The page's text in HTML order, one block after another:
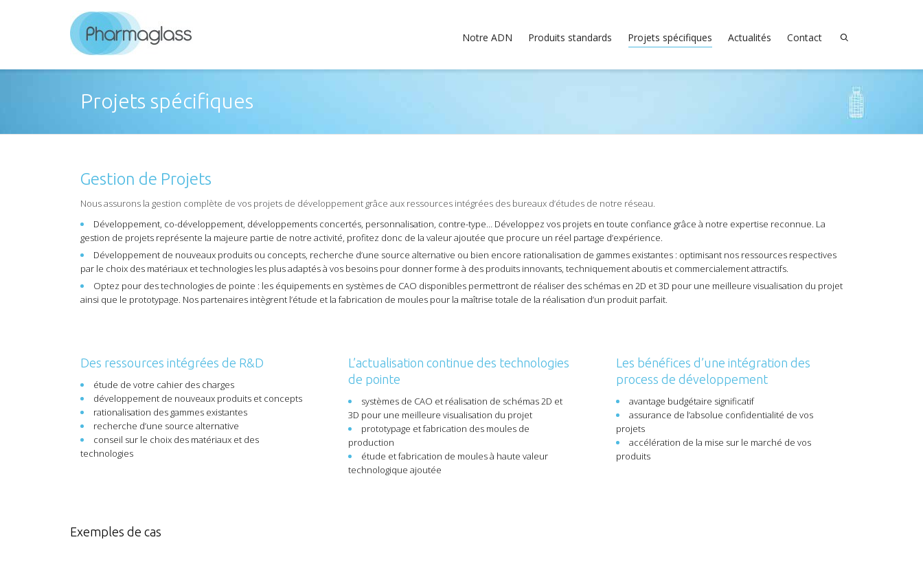
Notre ADN Produits standards Projets spécifiques Actualités Contact
Projets spécifiques
Gestion de Projets
Nous assurons la gestion complète de vos projets de développement grâce aux ressources intégrées des bureaux d’études de notre réseau.
Développement, co-développement, développements concertés, personnalisation, contre-type… Développez vos projets en toute confiance grâce à notre expertise reconnue. La
gestion de projets représente la majeure partie de notre activité, profitez donc de la valeur ajoutée que procure un réel partage d’expérience.
Développement de nouveaux produits ou concepts, recherche d’une source alternative ou bien encore rationalisation de gammes existantes : optimisant nos ressources respectives
par le choix des matériaux et technologies les plus adaptés à vos besoins pour donner forme à des produits innovants, techniquement aboutis et commercialement attractifs.
Optez pour des technologies de pointe : les équipements en systèmes de CAO disponibles permettront de réaliser des schémas en 2D et 3D pour une meilleure visualisation du projet
ainsi que le prototypage. Nos partenaires intègrent l’étude et la fabrication de moules pour la maîtrise totale de la réalisation d’un produit parfait.
Des ressources intégrées de R&D
étude de votre cahier des charges
développement de nouveaux produits et concepts
rationalisation des gammes existantes
recherche d’une source alternative
conseil sur le choix des matériaux et des
technologies
L’actualisation continue des technologies
de pointe
systèmes de CAO et réalisation de schémas 2D et
3D pour une meilleure visualisation du projet
prototypage et fabrication des moules de
production
étude et fabrication de moules à haute valeur
technologique ajoutée
Les bénéfices d’une intégration des
process de développement
avantage budgétaire significatif
assurance de l’absolue confidentialité de vos
projets
accélération de la mise sur le marché de vos
produits
Exemples de cas